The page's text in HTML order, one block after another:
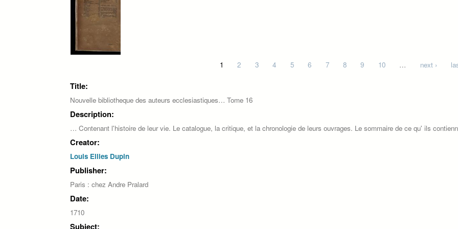
1 2 3 4 5 6 7 8 9 10 … next ›
Title:
Nouvelle bibliotheque des auteurs ecclesiastiques… Tome 16
Description:
… Contenant l'histoire de leur vie. Le catalogue, la critique, et la chronologie de leurs ouvrages. Le sommaire de ce qu' ils
Creator:
Louis Ellies Dupin
Publisher:
Paris : chez Andre Pralard
Date:
1710
Subject: